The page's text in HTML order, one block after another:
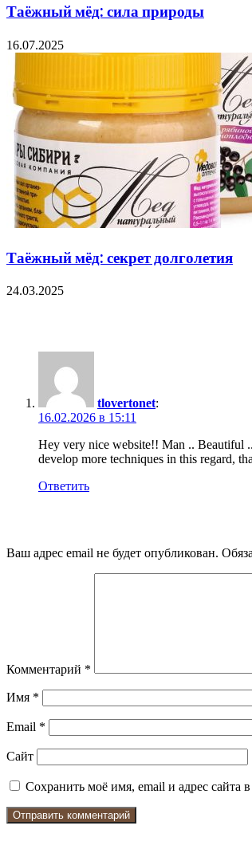
Таёжный мёд: сила природы
16.07.2025
Таёжный мёд: секрет долголетия
24.03.2025
tlovertonet:
16.02.2026 в 15:11
Hey very nice website!! Man .. Beautiful
develop more techniques in this regard,
Ответить
Ваш адрес email не будет опубликован.
Комментарий *
Имя *
Email *
Сайт
Сохранить моё имя, email и адрес сайта